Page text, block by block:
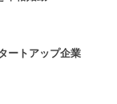
ートアップ企業